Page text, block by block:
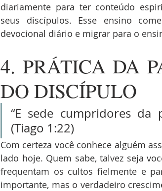
diariamente para ter conteúdo
seus discípulos. Esse ensino
devocional diário e migrar para o
4. PRÁTICA DA
DO DISCÍPULO
“E sede cumpridores da
(Tiago 1:22)
Com certeza você conhece alguém
lado hoje. Quem sabe, talvez seja
frequentam os cultos fielmente e
importante, mas o verdadeiro